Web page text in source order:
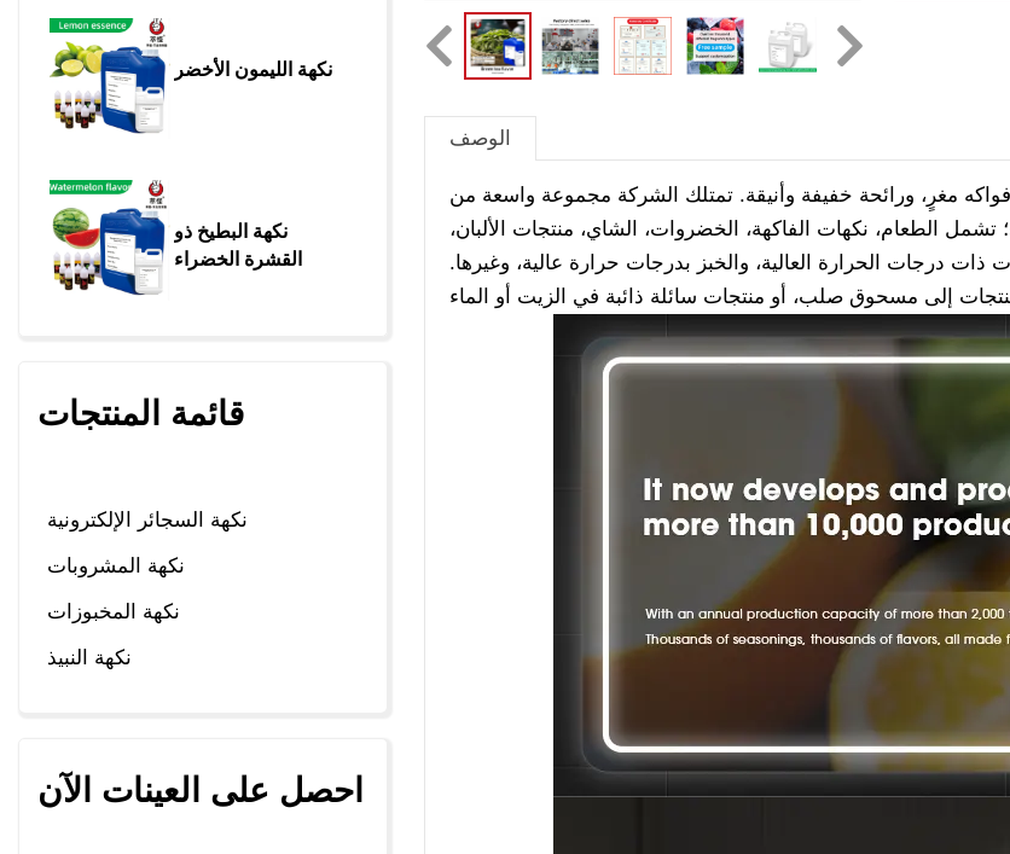
نكهة الليمون الأخضر
نكهة البطيخ ذو
القشرة الخضراء
قائمة المنتجات
نكهة السجائر الإلكترونية
نكهة المشروبات
نكهة المخبوزات
نكهة النبيذ
احصل على العينات الآن
الوصف
فواكه مغرٍ، ورائحة خفيفة وأنيقة. تمتلك الشركة مجموعة واسعة من
الطعام، نكهات الفاكهة، الخضروات، الشاي، منتجات الألبان،
ذات درجات الحرارة العالية، والخبز بدرجات حرارة عالية، وغيرها.